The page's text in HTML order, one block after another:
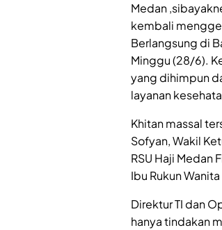
Medan
kembali
Berlangsung di
Minggu (28/6).
yang dihimpun
layanan
Khitan massal
Sofyan, Wakil
RSU Haji Medan
Ibu Rukun
Direktur TI dan
hanya tindakan